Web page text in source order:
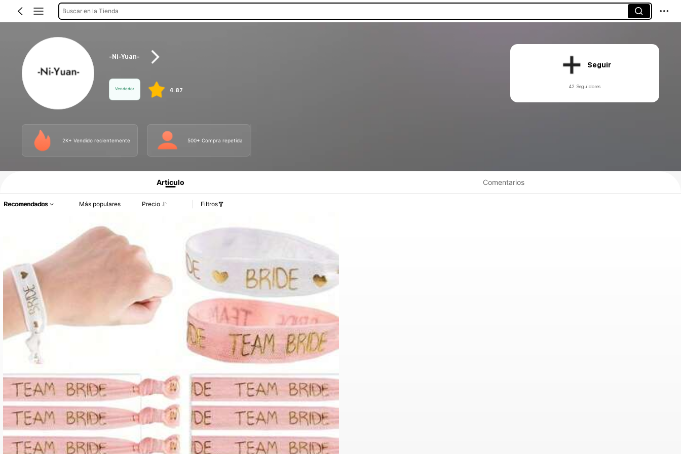
Buscar en la Tienda
-Ni-Yuan-
Vendedor 4.87
Seguir
42 Seguidores
2K+ Vendido recientemente 500+ Compra repetida
Información del producto: Divulgación de precios, detalles de ventas y existencias.
Artículo Comentarios
Recomendados Más populares Precio Filtros